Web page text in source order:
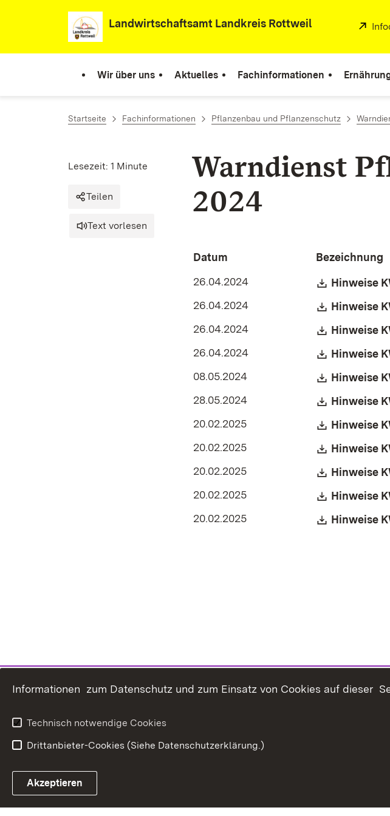
Zum Inhalt springenLandwirtschaftsamt Landkreis Rottweil
Wir über uns Aktuelles Fachinformationen
Startseite Fachinformationen Pflanzenbau und Pflanzenschutz
Warndienst
2024
Lesezeit: 1 Minute
Teilen
Text vorlesen
Datum Bezeichnung
26.04.2024
Download:
Hinweise
26.04.2024
Download:
Hinweise
26.04.2024
Download:
Hinweise
26.04.2024
Download:
Hinweise
08.05.2024
Download:
Hinweise
28.05.2024
Download:
Hinweise
20.02.2025
Download:
Hinweise
20.02.2025
Download:
Hinweise
20.02.2025
Download:
Hinweise
20.02.2025
Download:
Hinweise
20.02.2025
Download:
Hinweise
Informationen zum Datenschutz und zum Einsatz von Cookies auf dieser
Technisch notwendige Cookies
Drittanbieter-Cookies (Siehe Datenschutzerklärung.)
Akzeptieren